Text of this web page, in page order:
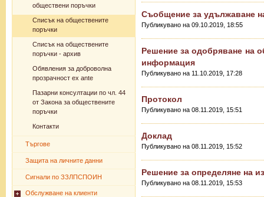
обществени поръчки
Списък на обществените
поръчки
Списък на обществените
поръчки - архив
Обявления за доброволна
прозрачност ex ante
Пазарни консултации по чл. 44
от Закона за обществените
поръчки
Контакти
Търгове
Защита на личните данни
Сигнали по ЗЗЛПСПОИН
Обслужване на клиенти
Съобщение за удължаване
Публикувано на 09.10.2019, 18:55
Решение за одобряване на
информация
Публикувано на 11.10.2019, 17:28
Протокол
Публикувано на 08.11.2019, 15:51
Доклад
Публикувано на 08.11.2019, 15:52
Решение за определяне на
Публикувано на 08.11.2019, 15:53